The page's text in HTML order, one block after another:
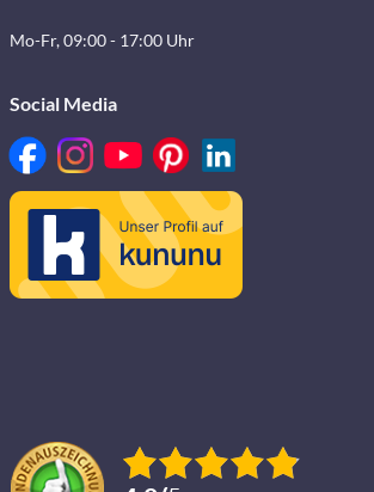
Mo-Fr, 09:00 - 17:00 Uhr
Social Media